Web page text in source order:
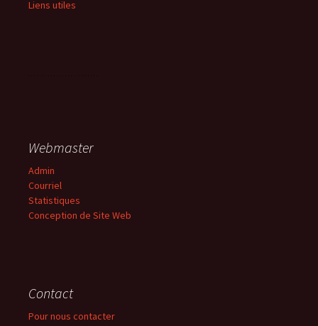
Liens utiles
Webmaster
Admin
Courriel
Statistiques
Conception de Site Web
Contact
Pour nous contacter